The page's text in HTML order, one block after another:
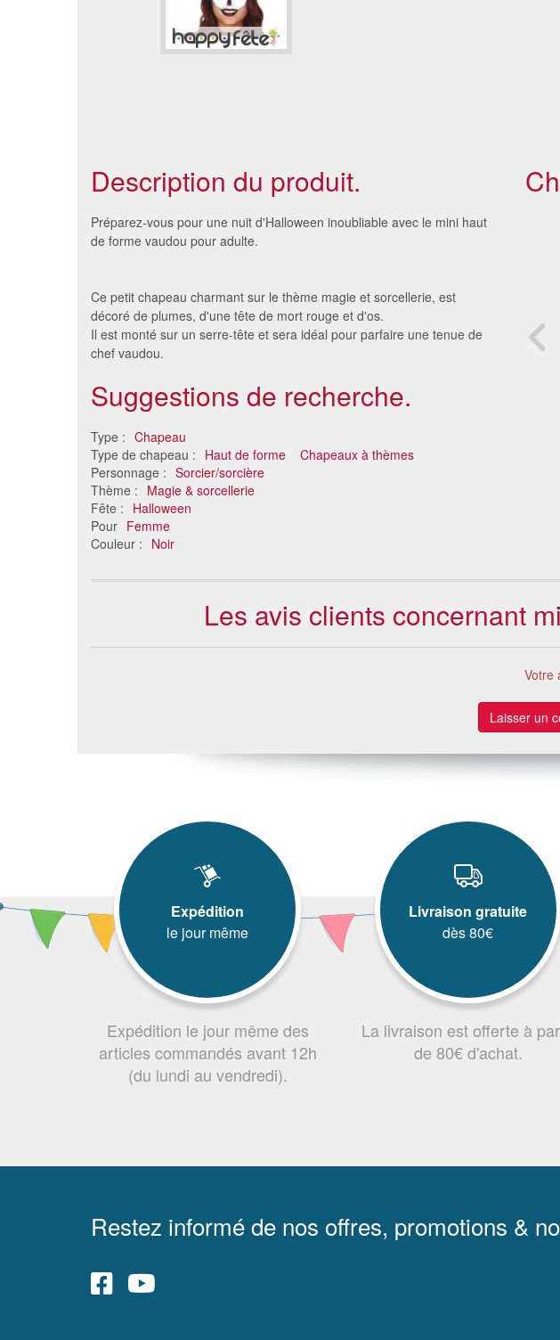
Description du produit.
Préparez-vous pour une nuit d'Halloween inoubliable avec le mini haut
de forme vaudou pour adulte.
Ce petit chapeau charmant sur le thème magie et sorcellerie, est
décoré de plumes, d'une tête de mort rouge et d'os.
Il est monté sur un serre-tête et sera idéal pour parfaire une tenue de
chef vaudou.
Suggestions de recherche.
Type : Chapeau
Type de chapeau : Haut de forme
Chapeaux à thèmes
Personnage : Sorcier/sorcière
Thème : Magie & sorcellerie
Fête : Halloween
Pour Femme
Couleur : Noir
Kit du lièvre de mars, tea party
21 €
Haut chapeau du chat
Les avis clients concernant
Votre
Laisser un
Expédition
le jour même
Expédition le jour même des
articles commandés avant 12h
(du lundi au vendredi).
Livraison gratuite
dès 80€
La livraison est offerte à
de 80€ d'achat.
Restez informé de nos offres, promotions &